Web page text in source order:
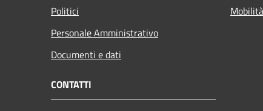
Politici
Personale Amministrativo
Documenti e dati
CONTATTI